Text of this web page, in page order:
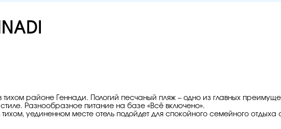
районе Геннади. Пологий песчаный пляж – одно из главных
Разнообразное питание на базе «Всё включено».
уединенном месте отель подойдет для спокойного семейного отдыха